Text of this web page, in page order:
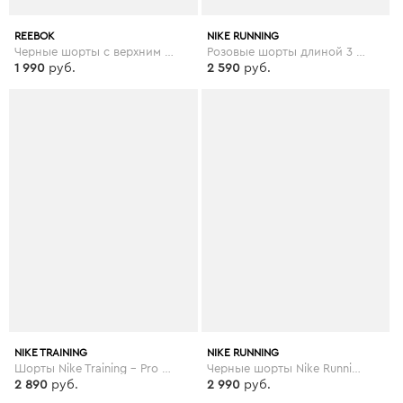
REEBOK
1 990 руб.
NIKE RUNNING
2 590 руб.
NIKE TRAINING
2 890 руб.
NIKE RUNNING
2 990 руб.